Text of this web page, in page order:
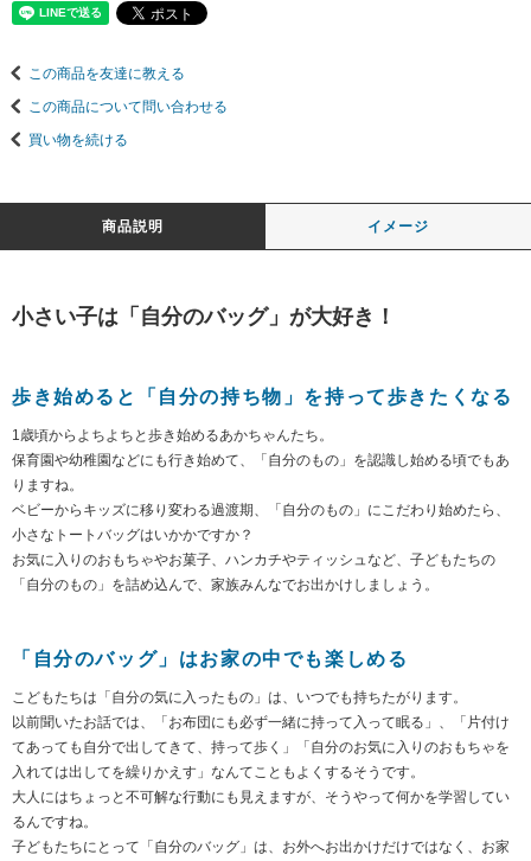
この商品を友達に教える
この商品について問い合わせる
買い物を続ける
商品説明 イメージ
小さい子は「自分のバッグ」が大好き！
歩き始めると「自分の持ち物」を持って歩きたくなる
1歳頃からよちよちと歩き始めるあかちゃんたち。
保育園や幼稚園などにも行き始めて、「自分のもの」を認識し始める頃でもあ
りますね。
ベビーからキッズに移り変わる過渡期、「自分のもの」にこだわり始めたら、
小さなトートバッグはいかかですか？
お気に入りのおもちゃやお菓子、ハンカチやティッシュなど、子どもたちの
「自分のもの」を詰め込んで、家族みんなでお出かけしましょう。
「自分のバッグ」はお家の中でも楽しめる
こどもたちは「自分の気に入ったもの」は、いつでも持ちたがります。
以前聞いたお話では、「お布団にも必ず一緒に持って入って眠る」、「片付け
てあっても自分で出してきて、持って歩く」「自分のお気に入りのおもちゃを
入れては出してを繰りかえす」なんてこともよくするそうです。
大人にはちょっと不可解な行動にも見えますが、そうやって何かを学習してい
るんですね。
子どもたちにとって「自分のバッグ」は、お外へお出かけだけではなく、お家